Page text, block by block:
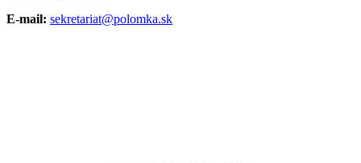
E-mail: sekretariat@polomka.sk